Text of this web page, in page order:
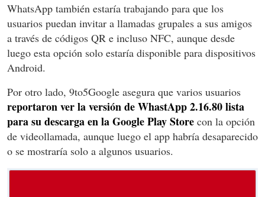
WhatsApp también estaría trabajando para que los
usuarios puedan invitar a llamadas grupales a sus amigos
a través de códigos QR e incluso NFC, aunque desde
luego esta opción solo estaría disponible para dispositivos
Android.
Por otro lado, 9to5Google asegura que varios usuarios
reportaron ver la versión de WhastApp 2.16.80 lista
para su descarga en la Google Play Store con la opción
de videollamada, aunque luego el app habría desaparecido
o se mostraría solo a algunos usuarios.